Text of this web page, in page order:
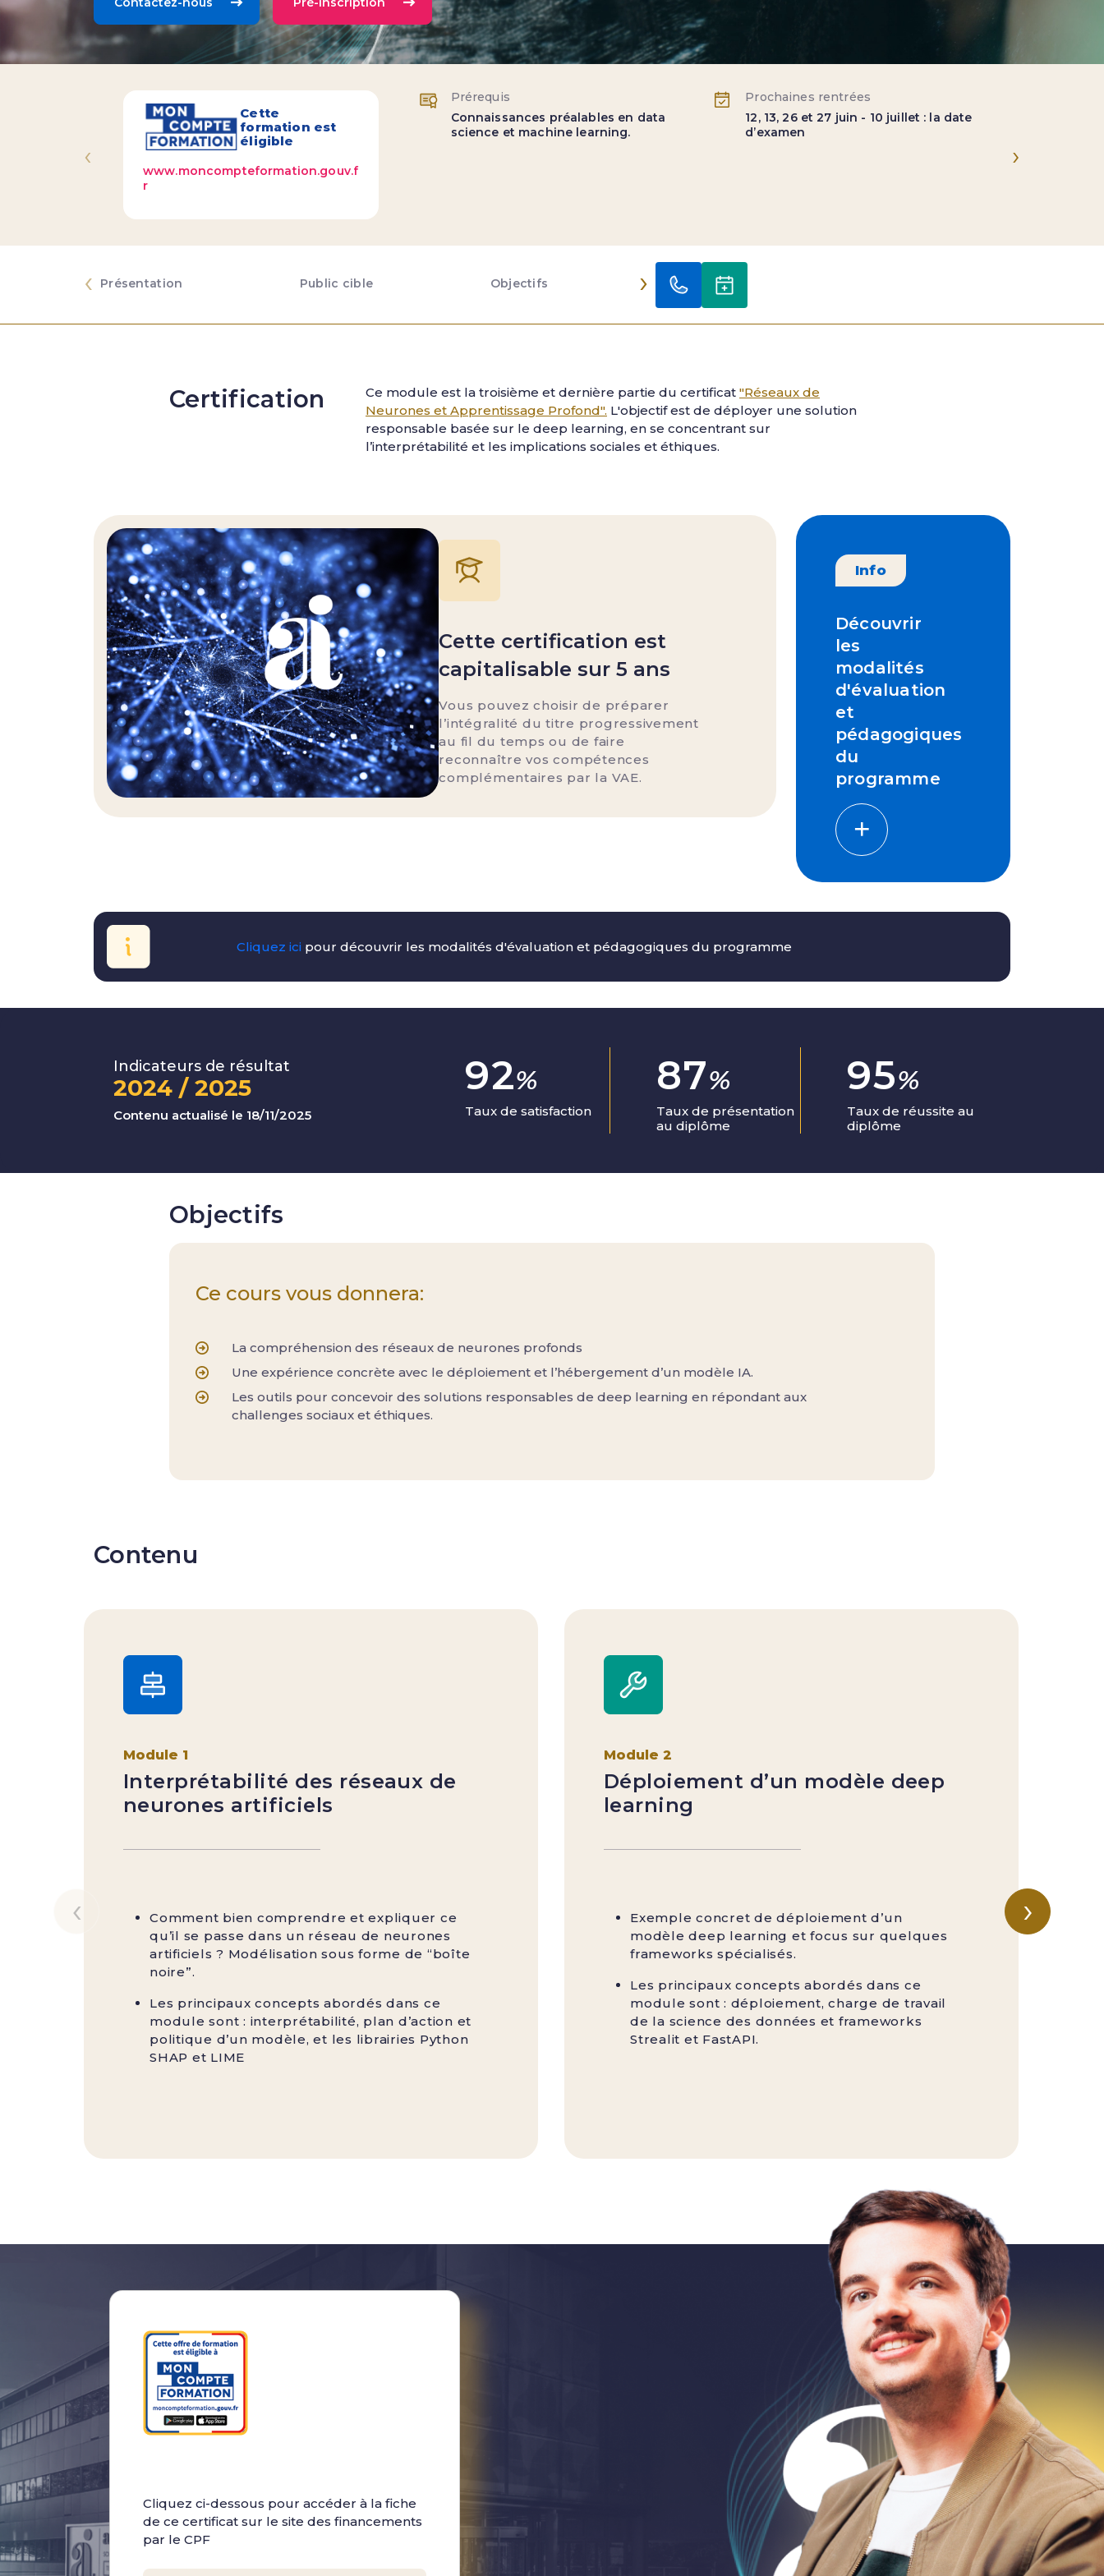
Cette
formation est
éligible
www.moncompteformation.gouv.f
r
Prérequis
Connaissances préalables en data
science et machine learning.
Prochaines rentrées
12, 13, 26 et 27 juin - 10 juillet : la date
d’examen
‹ ›
Présentation Public cible Objectifs Contenu
‹ ›
Certification Ce module est la troisième et dernière partie du certificat "Réseaux de
Neurones et Apprentissage Profond". L'objectif est de déployer une solution
responsable basée sur le deep learning, en se concentrant sur
l’interprétabilité et les implications sociales et éthiques.
Cette certification est
capitalisable sur 5 ans
Vous pouvez choisir de préparer
l’intégralité du titre progressivement
au fil du temps ou de faire
reconnaître vos compétences
complémentaires par la VAE.
Info
Découvrir
les
modalités
d'évaluation
et
pédagogiques
du
programme
Cliquez ici pour découvrir les modalités d'évaluation et pédagogiques du programme
Indicateurs de résultat
2024 / 2025
Contenu actualisé le 18/11/2025
96%
Taux de satisfaction
92%
Taux de présentation
au diplôme
100
Taux de réussite au
diplôme
Objectifs
Ce cours vous donnera:
La compréhension des réseaux de neurones profonds
Une expérience concrète avec le déploiement et l’hébergement d’un modèle IA.
Les outils pour concevoir des solutions responsables de deep learning en répondant aux
challenges sociaux et éthiques.
Contenu
Module 1
Interprétabilité des réseaux de
neurones artificiels
Comment bien comprendre et expliquer ce
qu’il se passe dans un réseau de neurones
artificiels ? Modélisation sous forme de “boîte
noire”.
Les principaux concepts abordés dans ce
module sont : interprétabilité, plan d’action et
politique d’un modèle, et les librairies Python
SHAP et LIME
Module 2
Déploiement d’un modèle deep
learning
Exemple concret de déploiement d’un
modèle deep learning et focus sur quelques
frameworks spécialisés.
Les principaux concepts abordés dans ce
module sont : déploiement, charge de travail
de la science des données et frameworks
Strealit et FastAPI.
‹ ›
Cliquez ci-dessous pour accéder à la fiche
de ce certificat sur le site des financements
par le CPF